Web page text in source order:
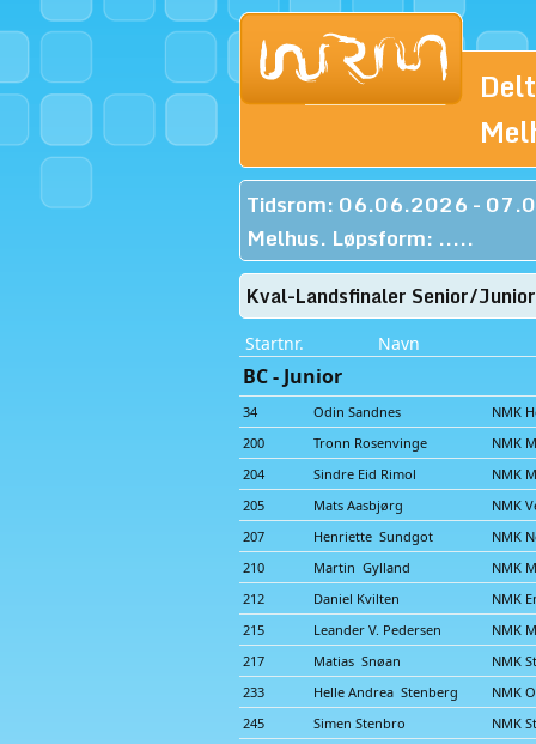
Tidsrom: 06.06.2026 -
Melhus. Løpsform: .....
Kval-Landsfinaler Senior/
Startnr. Navn
BC - Junior
34 Odin Sandnes
NMK
200
Tronn Rosenvinge
NMK
204
Sindre Eid Rimol
NMK
205
Mats Aasbjørg
NMK
207
Henriette Sundgot
NMK
210
Martin Gylland
NMK
212
Daniel Kvilten
NMK
215
Leander V. Pedersen
NMK
217
Matias Snøan
NMK
233
Helle Andrea Stenberg
NMK
245
Simen Stenbro
NMK